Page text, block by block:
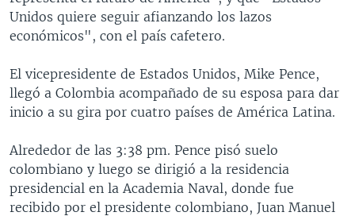
Unidos quiere seguir afianzando los lazos
económicos", con el país cafetero.
El vicepresidente de Estados Unidos, Mike Pence,
llegó a Colombia acompañado de su esposa para dar
inicio a su gira por cuatro países de América Latina.
Alrededor de las 3:38 pm. Pence pisó suelo
colombiano y luego se dirigió a la residencia
presidencial en la Academia Naval, donde fue
recibido por el presidente colombiano, Juan Manuel